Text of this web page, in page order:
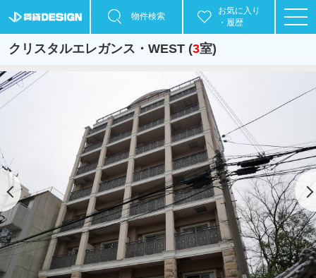
物件検索
お気に入り
・履歴
クリスタルエレガンス・WEST (3室)